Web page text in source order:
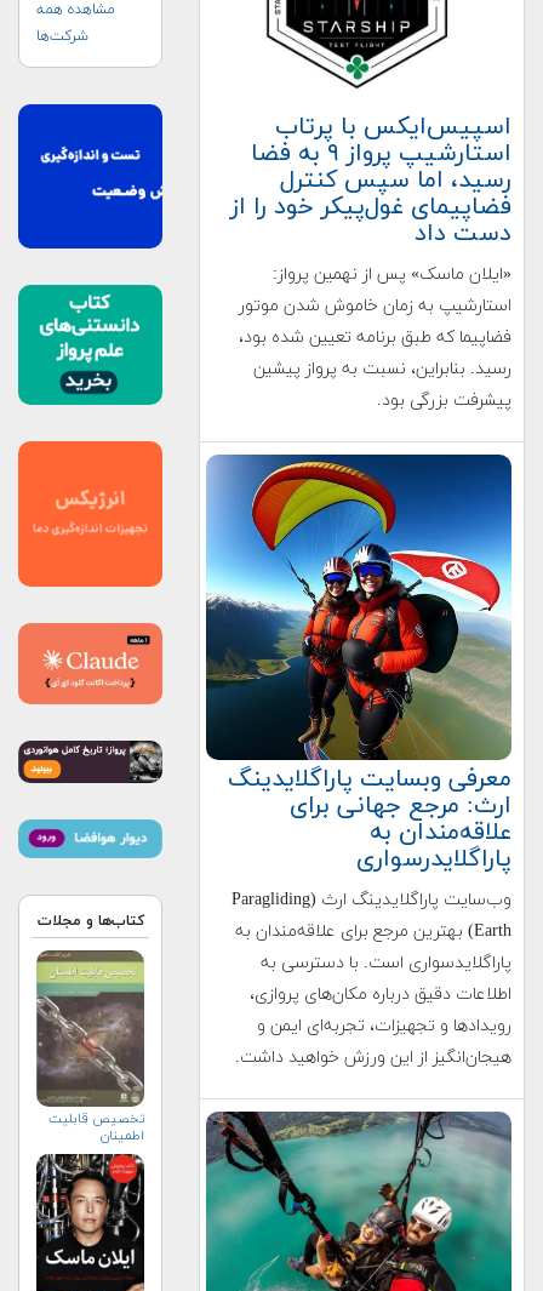
اسپیس‌ایکس با پرتاب
استارشیپ پرواز ۹ به فضا
رسید، اما سپس کنترل
فضاپیمای غول‌پیکر خود را از
دست داد
«ایلان ماسک» پس از نهمین پرواز:
استارشیپ به زمان خاموش شدن موتور
فضاپیما که طبق برنامه تعیین شده بود،
رسید. بنابراین، نسبت به پرواز پیشین
پیشرفت بزرگی بود.
معرفی وبسایت پاراگلایدینگ
ارث: مرجع جهانی برای
علاقه‌مندان به
پاراگلایدرسواری
وب‌سایت پاراگلایدینگ ارث (Paragliding
Earth) بهترین مرجع برای علاقه‌مندان به
پاراگلایدسواری است. با دسترسی به
اطلاعات دقیق درباره مکان‌های پروازی،
رویدادها و تجهیزات، تجربه‌ای ایمن و
هیجان‌انگیز از این ورزش خواهید داشت.
مشاهده همه
شرکت‌ها
کتاب‌ها و مجلات
تخصيص قابليت
اطمينان